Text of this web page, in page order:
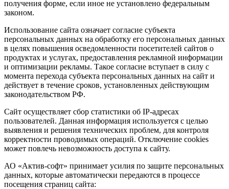
получения форме, если иное не установлено федеральным
законом.
Использование сайта означает согласие субъекта
персональных данных на обработку его персональных данных
в целях повышения осведомленности посетителей сайтов о
продуктах и услугах, предоставления рекламной информации
и оптимизации рекламы. Такое согласие вступает в силу с
момента перехода субъекта персональных данных на сайт и
действует в течение сроков, установленных действующим
законодательством РФ.
Сайт осуществляет сбор статистики об IP-адресах
пользователей. Данная информация используется с целью
выявления и решения технических проблем, для контроля
корректности проводимых операций. Отключение cookies
может повлечь невозможность доступа к сайту.
АО «Актив-софт» принимает усилия по защите персональных
данных, которые автоматически передаются в процессе
посещения страниц сайта: